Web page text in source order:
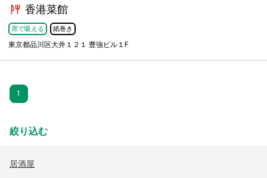
香港菜館
席で吸える 紙巻き
東京都品川区大井１２１ 豊強ビル１F
1
絞り込む
居酒屋